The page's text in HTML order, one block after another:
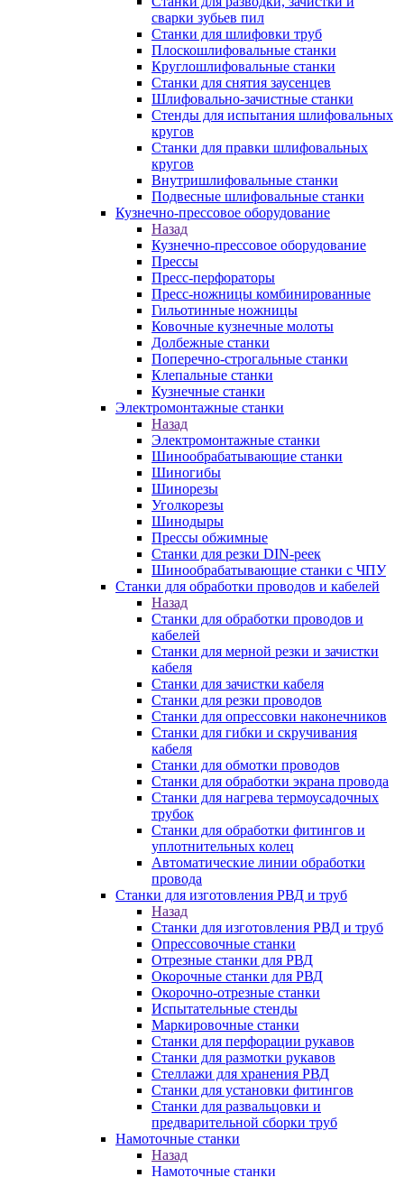
сварки зубьев пил
Станки для шлифовки труб
Плоскошлифовальные станки
Круглошлифовальные станки
Станки для снятия заусенцев
Шлифовально-зачистные станки
Стенды для испытания шлифовальных
кругов
Станки для правки шлифовальных
кругов
Внутришлифовальные станки
Подвесные шлифовальные станки
Кузнечно-прессовое оборудование
Назад
Кузнечно-прессовое оборудование
Прессы
Пресс-перфораторы
Пресс-ножницы комбинированные
Гильотинные ножницы
Ковочные кузнечные молоты
Долбежные станки
Поперечно-строгальные станки
Клепальные станки
Кузнечные станки
Электромонтажные станки
Назад
Электромонтажные станки
Шинообрабатывающие станки
Шиногибы
Шинорезы
Уголкорезы
Шинодыры
Прессы обжимные
Станки для резки DIN-реек
Шинообрабатывающие станки с ЧПУ
Станки для обработки проводов и кабелей
Назад
Станки для обработки проводов и
кабелей
Станки для мерной резки и зачистки
кабеля
Станки для зачистки кабеля
Станки для резки проводов
Станки для опрессовки наконечников
Станки для гибки и скручивания
кабеля
Станки для обмотки проводов
Станки для обработки экрана провода
Станки для нагрева термоусадочных
трубок
Станки для обработки фитингов и
уплотнительных колец
Автоматические линии обработки
провода
Станки для изготовления РВД и труб
Назад
Станки для изготовления РВД и труб
Опрессовочные станки
Отрезные станки для РВД
Окорочные станки для РВД
Окорочно-отрезные станки
Испытательные стенды
Маркировочные станки
Станки для перфорации рукавов
Станки для размотки рукавов
Стеллажи для хранения РВД
Станки для установки фитингов
Станки для развальцовки и
предварительной сборки труб
Намоточные станки
Назад
Намоточные станки